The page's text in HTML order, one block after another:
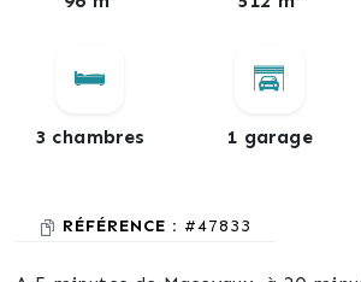
3 chambres 1 garage
RÉFÉRENCE : #47833